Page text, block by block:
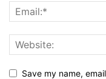
Save my name,